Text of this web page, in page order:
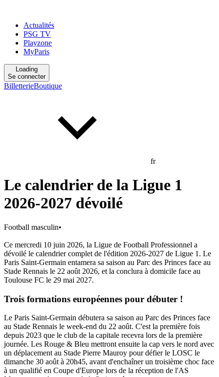
Actualités
PSG TV
Playzone
MyParis
Loading
Se connecter
BilletterieBoutique
fr
Le calendrier de la Ligue 1
2026-2027 dévoilé
Football masculin•
Ce mercredi 10 juin 2026, la Ligue de Football Professionnel a
dévoilé le calendrier complet de l'édition 2026-2027 de Ligue 1. Le
Paris Saint-Germain entamera sa saison au Parc des Princes face au
Stade Rennais le 22 août 2026, et la conclura à domicile face au
Toulouse FC le 29 mai 2027.
Trois formations européennes pour débuter !
Le Paris Saint-Germain débutera sa saison au Parc des Princes face
au Stade Rennais le week-end du 22 août. C'est la première fois
depuis 2023 que le club de la capitale recevra lors de la première
journée. Les Rouge & Bleu mettront ensuite la cap vers le nord avec
un déplacement au Stade Pierre Mauroy pour défier le LOSC le
dimanche 30 août à 20h45, avant d'enchaîner un troisième choc face
à un qualifié en Coupe d'Europe lors de la réception de l'AS